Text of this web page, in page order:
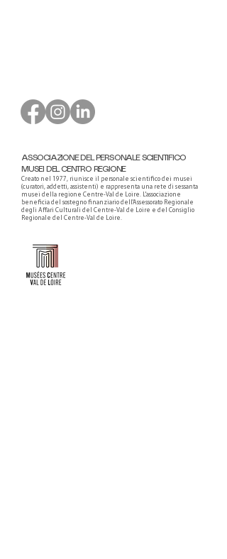
ASSOCIAZIONE DEL PERSONALE SCIENTIFICO
MUSEI DEL CENTRO REGIONE
Creato nel 1977, riunisce il personale scientifico dei musei
(curatori, addetti, assistenti) e rappresenta una rete di sessanta
musei della regione Centre-Val de Loire. L'associazione
beneficia del sostegno finanziario dell'Assessorato Regionale
degli Affari Culturali del Centre-Val de Loire e del Consiglio
Regionale del Centre-Val de Loire.